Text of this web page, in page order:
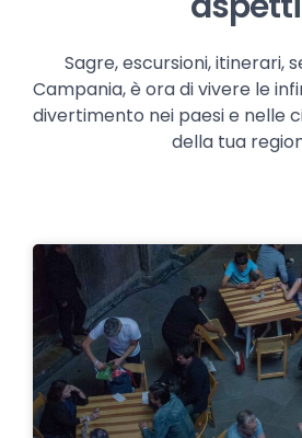
Sagre, escursioni, itinerari,
Campania, è ora di vivere le
divertimento nei paesi e nelle
della tua